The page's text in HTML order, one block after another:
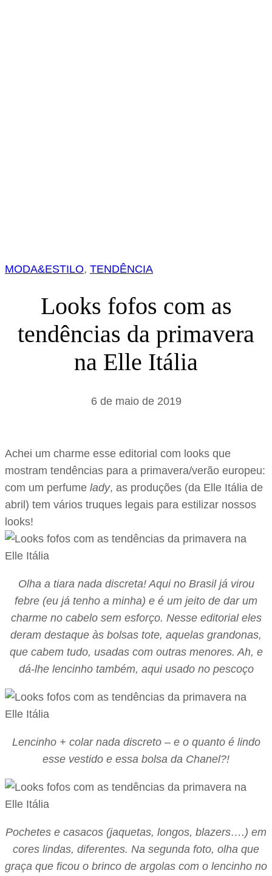
MODA&ESTILO, TENDÊNCIA
Looks fofos com as
tendências da primavera
na Elle Itália
6 de maio de 2019
Achei um charme esse editorial com looks que
mostram tendências para a primavera/verão europeu:
com um perfume lady, as produções (da Elle Itália de
abril) tem vários truques legais para estilizar nossos
looks!
Olha a tiara nada discreta! Aqui no Brasil já virou
febre (eu já tenho a minha) e é um jeito de dar um
charme no cabelo sem esforço. Nesse editorial eles
deram destaque às bolsas tote, aquelas grandonas,
que cabem tudo, usadas com outras menores. Ah, e
dá-lhe lencinho também, aqui usado no pescoço
Lencinho + colar nada discreto – e o quanto é lindo
esse vestido e essa bolsa da Chanel?!
Pochetes e casacos (jaquetas, longos, blazers….) em
cores lindas, diferentes. Na segunda foto, olha que
graça que ficou o brinco de argolas com o lencinho no